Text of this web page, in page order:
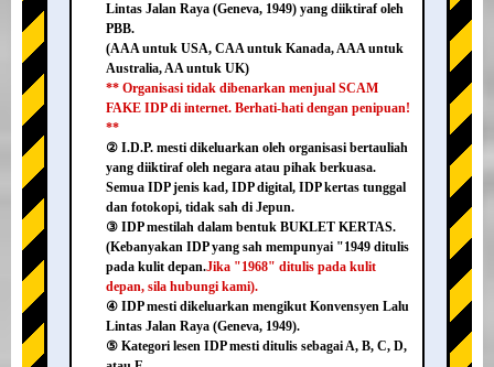
Lintas Jalan Raya (Geneva, 1949) yang diiktiraf oleh
PBB.
(AAA untuk USA, CAA untuk Kanada, AAA untuk
Australia, AA untuk UK)
** Organisasi tidak dibenarkan menjual SCAM
FAKE IDP di internet. Berhati-hati dengan penipuan!
**
② I.D.P. mesti dikeluarkan oleh organisasi bertauliah
yang diiktiraf oleh negara atau pihak berkuasa.
Semua IDP jenis kad, IDP digital, IDP kertas tunggal
dan fotokopi, tidak sah di Jepun.
③ IDP mestilah dalam bentuk BUKLET KERTAS.
(Kebanyakan IDP yang sah mempunyai "1949 ditulis
pada kulit depan.Jika "1968" ditulis pada kulit
depan, sila hubungi kami).
④ IDP mesti dikeluarkan mengikut Konvensyen Lalu
Lintas Jalan Raya (Geneva, 1949).
⑤ Kategori lesen IDP mesti ditulis sebagai A, B, C, D,